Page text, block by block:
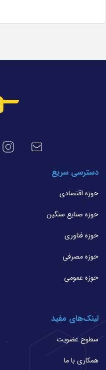
دسترسی سریع
حوزه اقتصادی
حوزه صنایع سنگین
حوزه فناوری
حوزه مصرفی
حوزه عمومی
لینک‌های مفید
سطوح عضویت
همکاری با ما